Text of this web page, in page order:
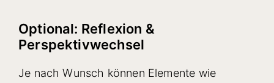
Optional: Reflexion &
Perspektivwechsel
Je nach Wunsch können Elemente wie